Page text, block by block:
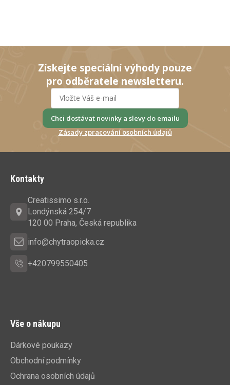
Získejte speciální výhody pouze
pro odběratele newsletteru.
Chci dostávat novinky a slevy do emailu
Zásady zpracování osobních údajů
Kontakty
Creatissimo s.r.o.
Londýnská 254/7
120 00 Praha, Česká republika
info@chytraopicka.cz
+420799550405
Vše o nákupu
Dárkové poukazy
Obchodní podmínky
Ochrana osobních údajů